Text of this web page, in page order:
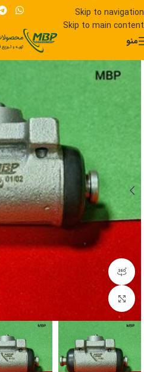
Skip to navigation
Skip to main content
منو
مشاهده 360 درجه
برای بزرگنمایی کلیک کنید